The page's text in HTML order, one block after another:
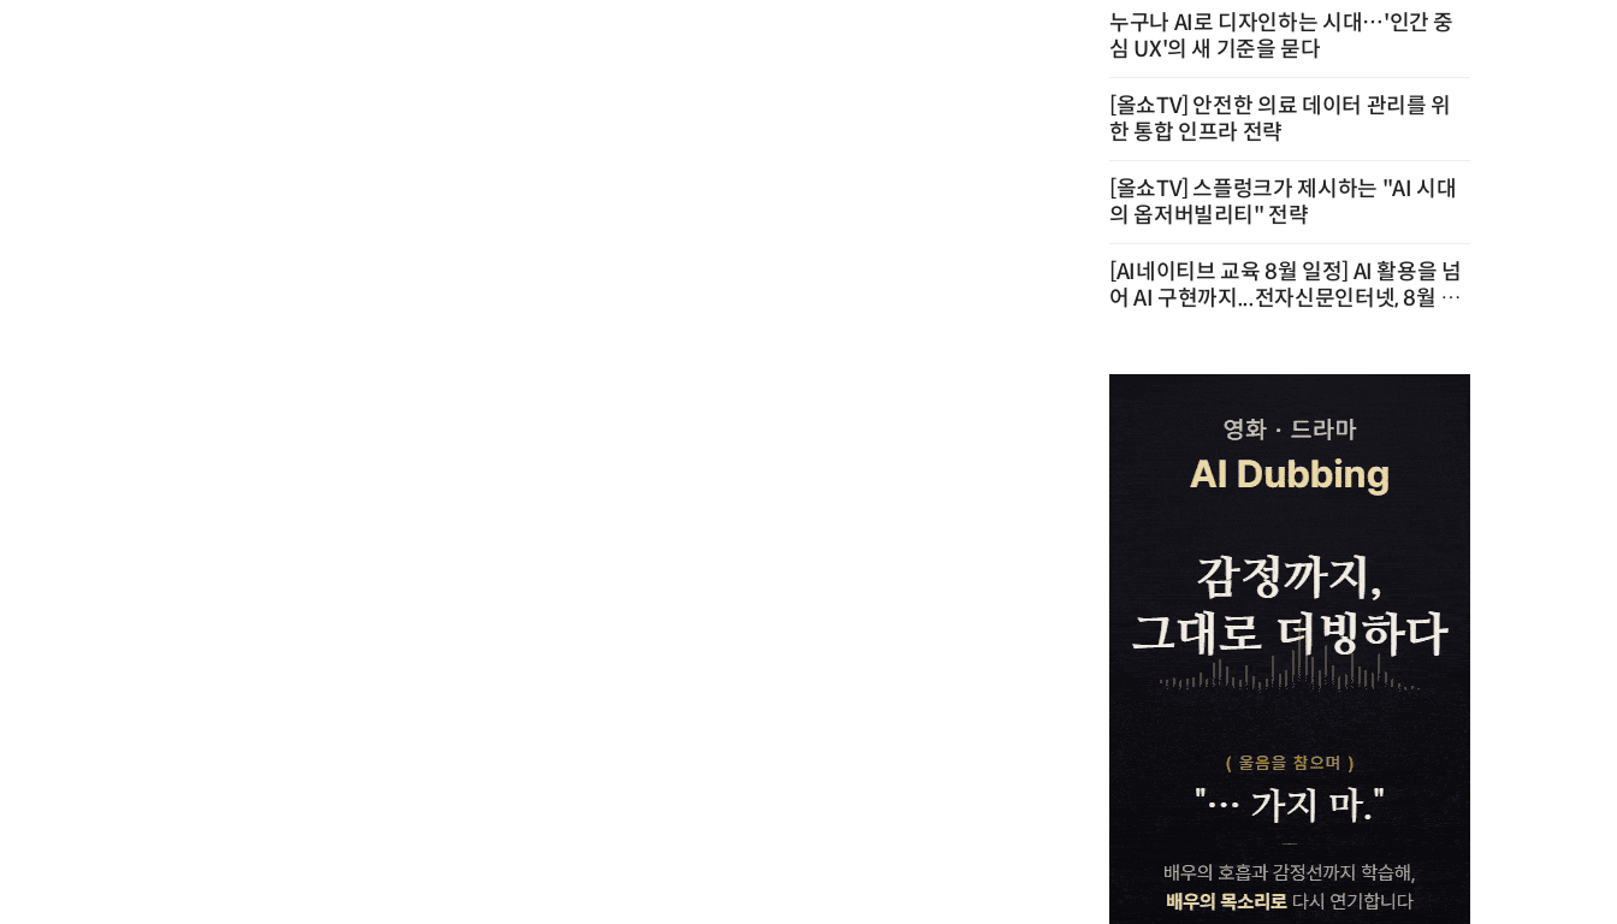
누구나 AI로 디자인하는 시대…'인간 중
심 UX'의 새 기준을 묻다
[올쇼TV] 안전한 의료 데이터 관리를 위
한 통합 인프라 전략
[올쇼TV] 스플렁크가 제시하는 "AI 시대
의 옵저버빌리티" 전략
[AI네이티브 교육 8월 일정] AI 활용을 넘
어 AI 구현까지...전자신문인터넷, 8월 실